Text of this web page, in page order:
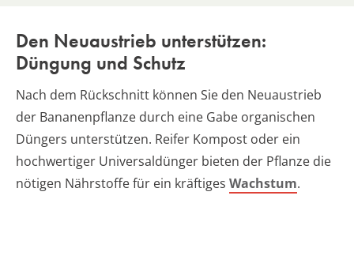
Den Neuaustrieb unterstützen:
Düngung und Schutz
Nach dem Rückschnitt können Sie den Neuaustrieb
der Bananenpflanze durch eine Gabe organischen
Düngers unterstützen. Reifer Kompost oder ein
hochwertiger Universaldünger bieten der Pflanze die
nötigen Nährstoffe für ein kräftiges Wachstum.